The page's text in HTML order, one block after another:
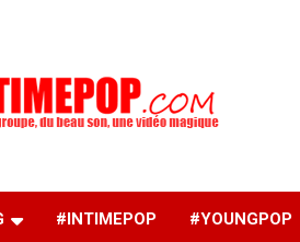
rock, post-rock, indé sur Lyon. rock pop
#INTIMEPOP #YOUNGPOP